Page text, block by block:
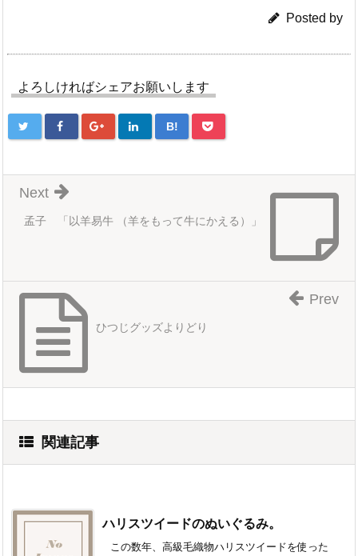
Posted by
よろしければシェアお願いします
B!
孟子 「以羊易牛 （羊をもって牛にかえる）」
Next
ひつじグッズよりどり
Prev
関連記事
ハリスツイードのぬいぐるみ。
この数年、高級毛織物ハリスツイードを使った